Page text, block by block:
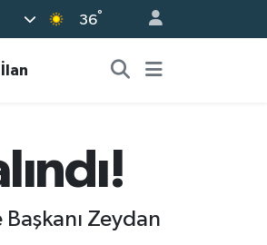
36°
İlan
Zeydan